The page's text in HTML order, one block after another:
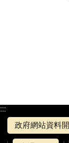
:::
政府網站資料